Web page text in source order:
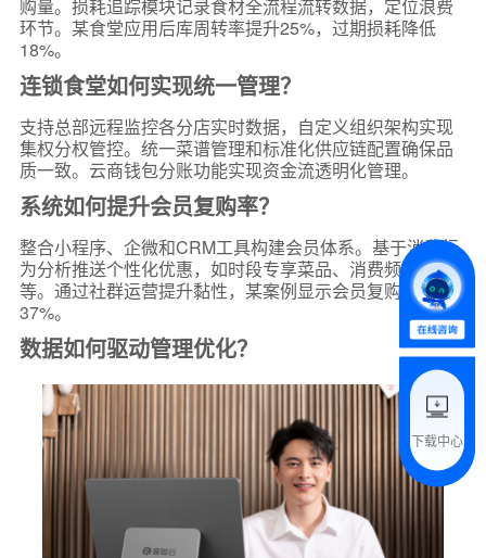
购量。损耗追踪模块记录食材全流程流转数据，定位浪费
环节。某食堂应用后库周转率提升25%，过期损耗降低
18%。
连锁食堂如何实现统一管理？
支持总部远程监控各分店实时数据，自定义组织架构实现
集权分权管控。统一菜谱管理和标准化供应链配置确保品
质一致。云商钱包分账功能实现资金流透明化管理。
系统如何提升会员复购率？
整合小程序、企微和CRM工具构建会员体系。基于消费行
为分析推送个性化优惠，如时段专享菜品、消费频次折扣
等。通过社群运营提升黏性，某案例显示会员复购率提升
37%。
数据如何驱动管理优化？
下载中心
*联系方式
+86
*所属业态
*我的姓名
附加留言
预约试用
我是老客户，了解最新优惠